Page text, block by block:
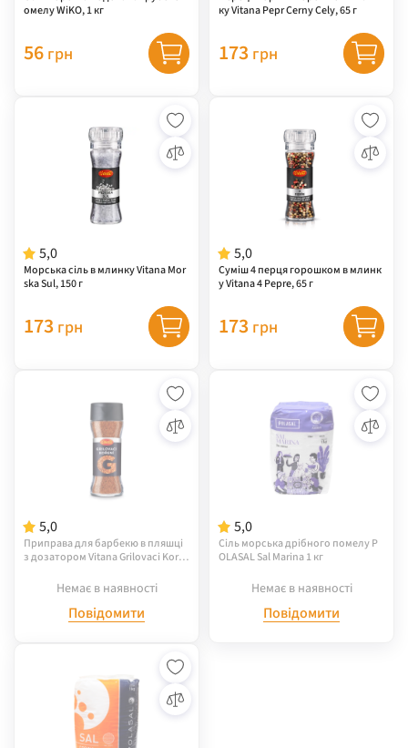
омелу WiKO, 1 кг
56 грн
ку Vitana Pepr Cerny Cely, 65 г
173 грн
5,0
Морська сіль в млинку Vitana Mor
ska Sul, 150 г
173 грн
5,0
Суміш 4 перця горошком в млинк
у Vitana 4 Pepre, 65 г
173 грн
5,0
Приправа для барбекю в пляшці
з дозатором Vitana Grilovaci Kore
Немає в наявності
Повідомити
5,0
Сіль морська дрібного помелу P
OLASAL Sal Marina 1 кг
Немає в наявності
Повідомити